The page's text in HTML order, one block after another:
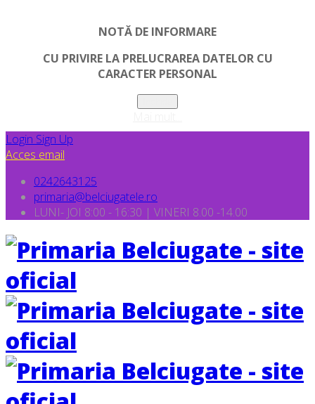
NOTĂ DE INFORMARE
CU PRIVIRE LA PRELUCRAREA DATELOR CU
CARACTER PERSONAL
Login Sign Up
Acces email
0242643125
primaria@belciugatele.ro
LUNI- JOI 8:00 - 16:30 | VINERI 8.00 -14.00